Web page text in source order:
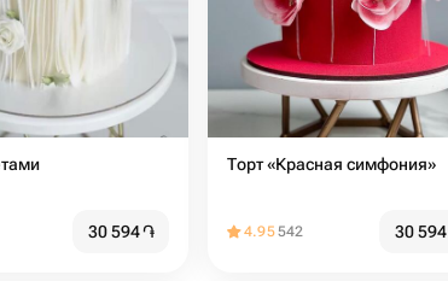
30 594֏
Торт «Красная симфония»
4.95542 30 594